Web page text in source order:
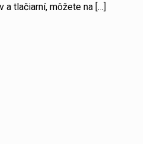
a tlačiarní, môžete na […]